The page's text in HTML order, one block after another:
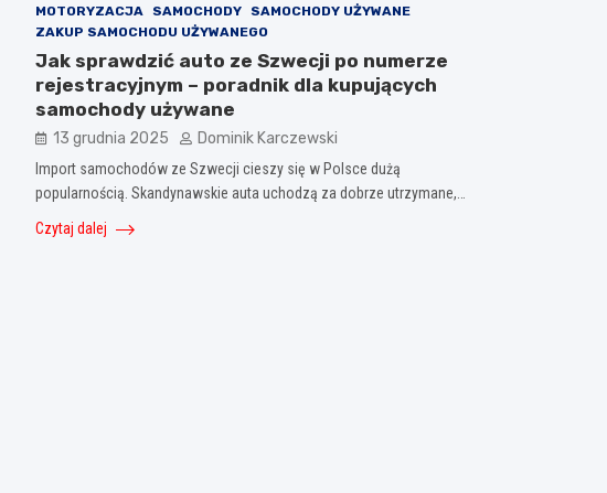
MOTORYZACJA SAMOCHODY
SAMOCHODY UŻYWANE
ZAKUP SAMOCHODU UŻYWANEGO
Jak sprawdzić auto ze Szwecji po numerze
rejestracyjnym – poradnik dla kupujących
samochody używane
13 grudnia 2025 Dominik Karczewski
Import samochodów ze Szwecji cieszy się w Polsce dużą
popularnością. Skandynawskie auta uchodzą za dobrze utrzymane,…
Czytaj dalej